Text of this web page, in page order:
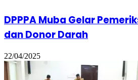
DPPPA Muba Gelar
dan Donor Darah
22/04/2025